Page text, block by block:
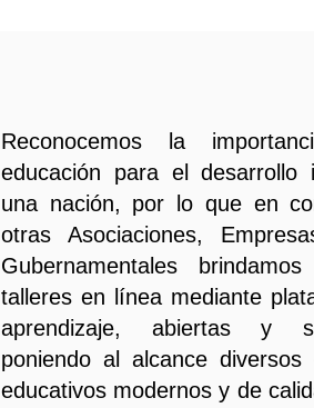
Reconocemos la
educación para el desarrollo
una nación, por lo que en
otras Asociaciones,
Gubernamentales
talleres en línea mediante
aprendizaje, abiertas y
poniendo al alcance diversos
educativos modernos y de